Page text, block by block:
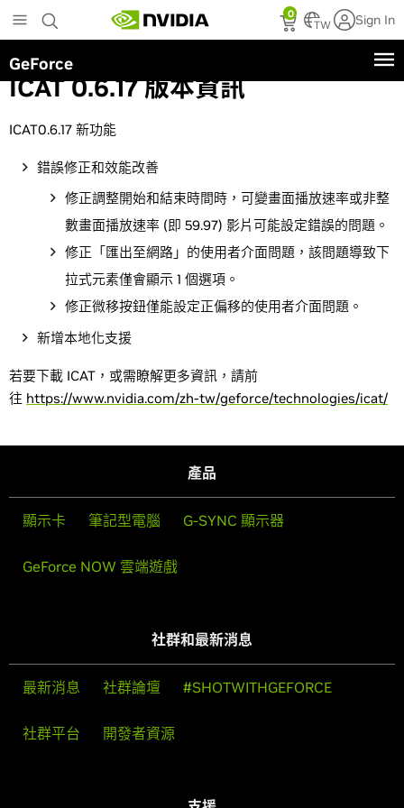
to
main
content
0
TW Sign In
GeForce
ICAT 0.6.17 版本資訊
ICAT0.6.17 新功能
錯誤修正和效能改善
修正調整開始和結束時間時，可變畫面播放速率或非整
數畫面播放速率 (即 59.97) 影片可能設定錯誤的問題。
修正「匯出至網路」的使用者介面問題，該問題導致下
拉式元素僅會顯示 1 個選項。
修正微移按鈕僅能設定正偏移的使用者介面問題。
新增本地化支援
若要下載 ICAT，或需瞭解更多資訊，請前
往 https://www.nvidia.com/zh-tw/geforce/technologies/icat/
產品
顯示卡 筆記型電腦 G-SYNC 顯示器
GeForce NOW 雲端遊戲
社群和最新消息
最新消息 社群論壇 #SHOTWITHGEFORCE
社群平台 開發者資源